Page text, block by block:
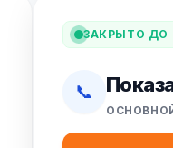
ЗАКРЫТО ДО
📞